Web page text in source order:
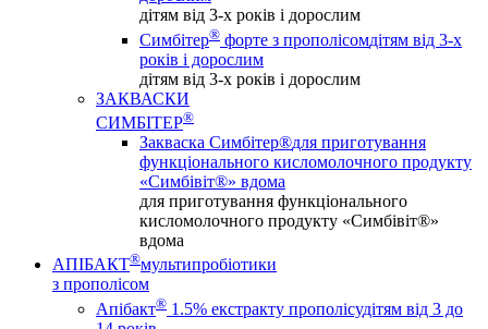
дітям від 3-х років і дорослим
Симбітер® форте з прополісомдітям від 3-х
років і дорослим
дітям від 3-х років і дорослим
ЗАКВАСКИ
СИМБІТЕР®
Закваска Симбітер®для приготування
функціонального кисломолочного продукту
«Симбівіт®» вдома
для приготування функціонального
кисломолочного продукту «Симбівіт®»
вдома
АПІБАКТ®мультипробіотики
з прополісом
Апібакт® 1.5% екстракту прополісудітям від 3 до